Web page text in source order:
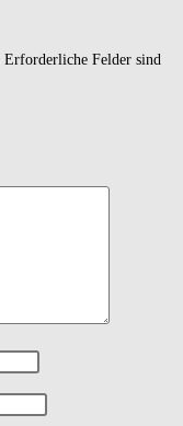
Erforderliche Felder sind